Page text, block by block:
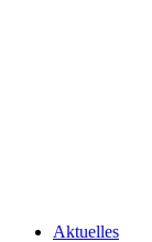
Aktuelles